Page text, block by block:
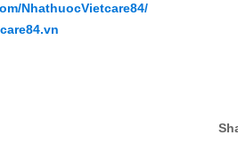
NhathuocVietcare84/